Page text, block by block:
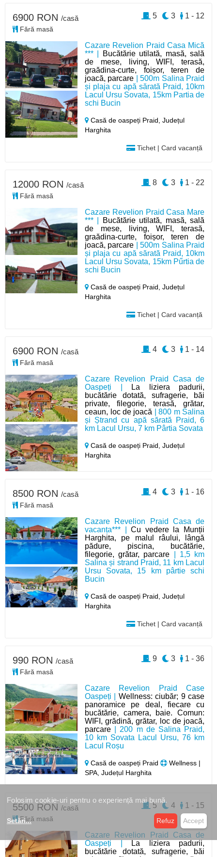
Cazare Revelion Praid Casa Mică
*** |
Bucătărie utilată, masă, sală
de mese, living, WIFI, terasă,
graădina-curte, foișor, teren de
joacă, parcare | 500m Salina Praid
și plaja cu apă sărată Praid, 10km
Lacul Ursu Sovata, 15km Partia de
schi Bucin
Casă de oaspeți Praid,Județul
Harghita
Tichet | Card vacanță
6900 RON /casă
Fără masă
1 - 12
3
5
Cazare Revelion Praid Casa Mare
*** |
Bucătărie utilată, masă, sală
de mese, living, WIFI, terasă,
graădina-curte, foișor, teren de
joacă, parcare | 500m Salina Praid
și plaja cu apă sărată Praid, 10km
Lacul Ursu Sovata, 15km Pűrtia de
schi Bucin
Casă de oaspeți Praid,Județul
Harghita
Tichet | Card vacanță
12000 RON /casă
Fără masă
1 - 22
3
8
Cazare Revelion Praid Casa de
Oaspeți |
La liziera padurii,
bucătărie dotată, sufragerie, băi
private, filegorie, terasă, grătar,
ceaun, loc de joacă | 800 m Salina
și Ștrand cu apă sărată Praid, 6
km Lacul Ursu, 7 km Pârtia Sovata
Casă de oaspeți Praid,Județul
Harghita
6900 RON /casă
Fără masă
1 - 14
3
4
Cazare Revelion Praid Casa de
vacanța*** |Cu vedere la Munții
Harghita, pe malul râului, lângă
pădure, piscina, bucătărie,
filegorie, grătar, parcare | 1,5 km
Salina și strand Praid, 11 km Lacul
Ursu Sovata, 15 km pârtie schi
Bucin
Casă de oaspeți Praid,Județul
Harghita
Tichet | Card vacanță
8500 RON /casă
Fără masă
1 - 16
3
4
Cazare Revelion Praid Case
Oaspeți | Wellness: ciubăr; 9 case
panoramice pe deal, fiecare cu
bucătărie, camera, baie. Comun:
WIFI, grădină, grătar, loc de joacă,
parcare | 200 m de Salina Praid,
10 km Sovata Lacul Ursu, 76 km
Lacul Roșu
Casă de oaspeți Praid
Wellness |
SPA, Județul Harghita
990 RON /casă
Fără masă
1 - 36
3
9
Cazare Revelion Praid Casa de
Oaspeți |
La liziera padurii,
bucătărie dotată, sufragerie, băi
5500 RON /casă
Fără masă
1 - 15
4
5
Folosim cookie-uri pentru o experiență mai bună.
Setări... Refuz Accept